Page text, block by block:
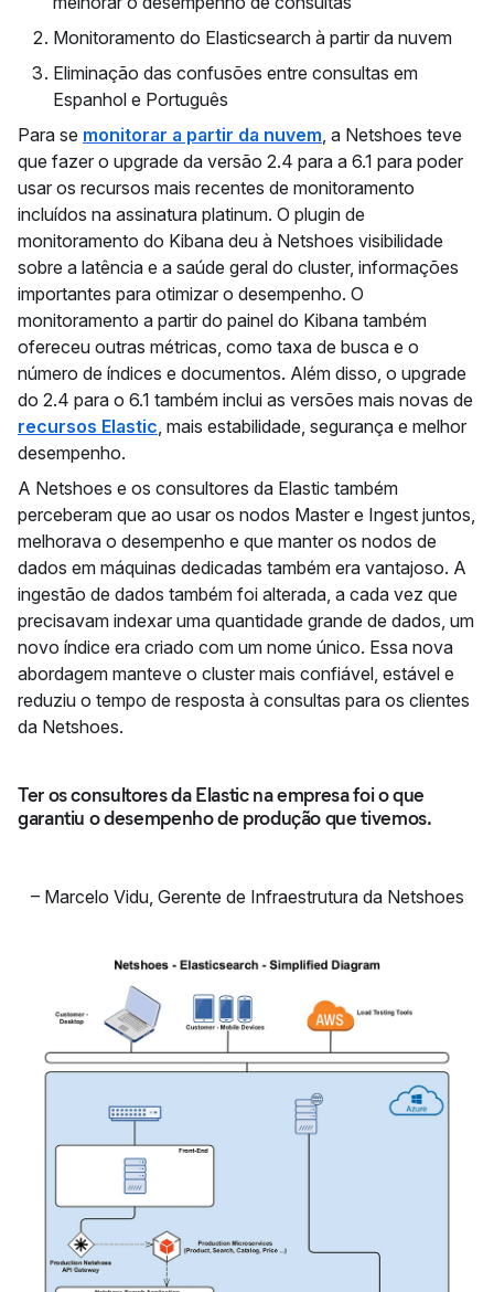
Monitoramento do Elasticsearch à partir da nuvem
Eliminação das confusões entre consultas em
Espanhol e Português
Para se monitorar a partir da nuvem , a Netshoes teve
que fazer o upgrade da versão 2.4 para a 6.1 para poder
usar os recursos mais recentes de monitoramento
incluídos na assinatura platinum. O plugin de
monitoramento do Kibana deu à Netshoes visibilidade
sobre a latência e a saúde geral do cluster, informações
importantes para otimizar o desempenho. O
monitoramento a partir do painel do Kibana também
ofereceu outras métricas, como taxa de busca e o
número de índices e documentos. Além disso, o upgrade
do 2.4 para o 6.1 também inclui as versões mais novas de
recursos Elastic , mais estabilidade, segurança e melhor
desempenho.
A Netshoes e os consultores da Elastic também
perceberam que ao usar os nodos Master e Ingest juntos,
melhorava o desempenho e que manter os nodos de
dados em máquinas dedicadas também era vantajoso. A
ingestão de dados também foi alterada, a cada vez que
precisavam indexar uma quantidade grande de dados, um
novo índice era criado com um nome único. Essa nova
abordagem manteve o cluster mais confiável, estável e
reduziu o tempo de resposta à consultas para os clientes
da Netshoes.
Ter os consultores da Elastic na empresa foi o que
garantiu o desempenho de produção que tivemos.
– Marcelo Vidu, Gerente de Infraestrutura da Netshoes